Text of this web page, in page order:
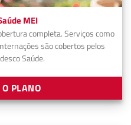
MEI
completa. Serviços como
são cobertos pelos
Saúde.
PLANO